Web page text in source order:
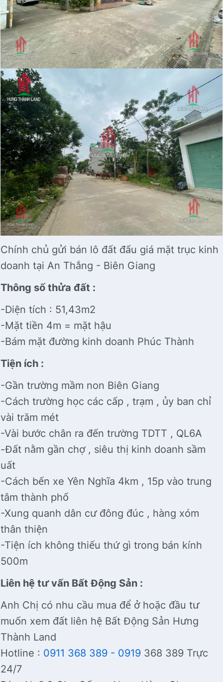
Chính chủ gửi bán lô đất đấu giá mặt trục kinh
doanh tại An Thắng - Biên Giang
Thông số thửa đất :
-Diện tích : 51,43m2
-Mặt tiền 4m = mặt hậu
-Bám mặt đường kinh doanh Phúc Thành
Tiện ích :
-Gần trường mầm non Biên Giang
-Cách trường học các cấp , trạm , ủy ban chỉ
vài trăm mét
-Vài bước chân ra đến trường TDTT , QL6A
-Đất nằm gần chợ , siêu thị kinh doanh sầm
uất
-Cách bến xe Yên Nghĩa 4km , 15p vào trung
tâm thành phố
-Xung quanh dân cư đông đúc , hàng xóm
thân thiện
-Tiện ích không thiếu thứ gì trong bán kính
500m
Liên hệ tư vấn Bất Động Sản :
Anh Chị có nhu cầu mua để ở hoặc đầu tư
muốn xem đất liên hệ Bất Động Sản Hưng
Thành Land
Hotline : 0911 368 389 - 0919 368 389 Trực
24/7